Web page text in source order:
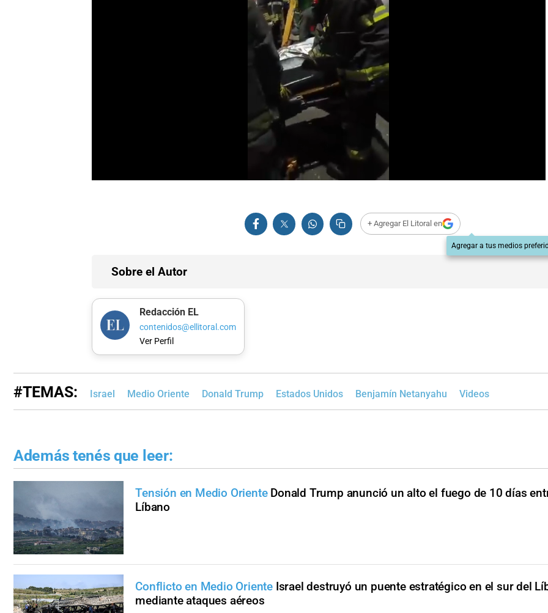
+ Agregar El Litoral en
Agregar a tus medios
Sobre el Autor
Redacción EL
contenidos@ellitoral.com
Ver Perfil
#TEMAS: Israel Medio Oriente Donald Trump Estados Unidos Benjamín Netanyahu Videos
Además tenés que leer:
Tensión en Medio Oriente Donald Trump anunció un alto el fuego de 10 días
Líbano
Conflicto en Medio Oriente Israel destruyó un puente estratégico en el sur del
mediante ataques aéreos